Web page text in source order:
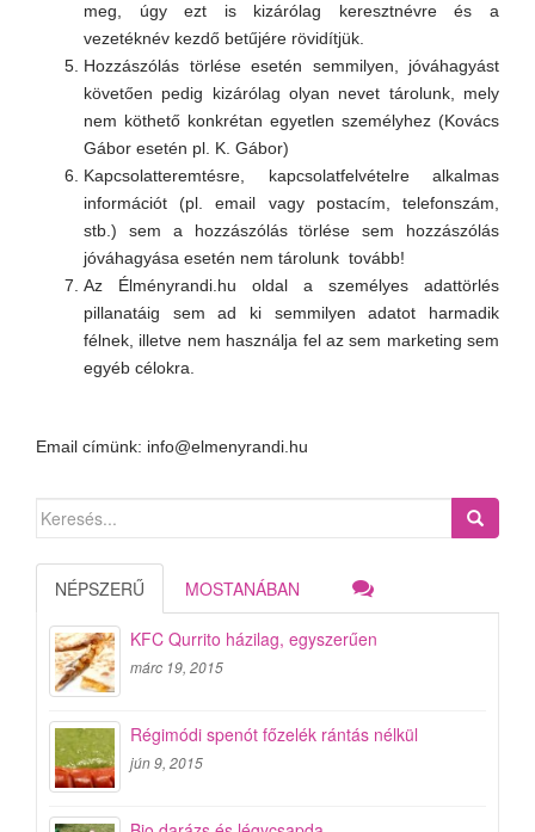
meg, úgy ezt is kizárólag keresztnévre és a
vezetéknév kezdő betűjére rövidítjük.
Hozzászólás törlése esetén semmilyen, jóváhagyást
követően pedig kizárólag olyan nevet tárolunk, mely
nem köthető konkrétan egyetlen személyhez (Kovács
Gábor esetén pl. K. Gábor)
Kapcsolatteremtésre, kapcsolatfelvételre alkalmas
információt (pl. email vagy postacím, telefonszám,
stb.) sem a hozzászólás törlése sem hozzászólás
jóváhagyása esetén nem tárolunk tovább!
Az Élményrandi.hu oldal a személyes adattörlés
pillanatáig sem ad ki semmilyen adatot harmadik
félnek, illetve nem használja fel az sem marketing sem
egyéb célokra.
Email címünk: info@elmenyrandi.hu
Search
NÉPSZERŰ MOSTANÁBAN
KFC Qurrito házilag, egyszerűen
márc 19, 2015
Régimódi spenót főzelék rántás nélkül
jún 9, 2015